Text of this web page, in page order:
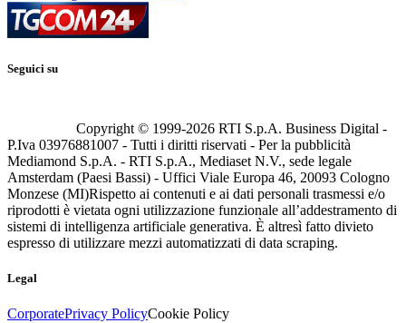
Seguici su
Copyright © 1999-2026 RTI S.p.A. Business Digital -
P.Iva 03976881007 - Tutti i diritti riservati - Per la pubblicità
Mediamond S.p.A. - RTI S.p.A., Mediaset N.V., sede legale
Amsterdam (Paesi Bassi) - Uffici Viale Europa 46, 20093 Cologno
Monzese (MI)Rispetto ai contenuti e ai dati personali trasmessi e/o
riprodotti è vietata ogni utilizzazione funzionale all’addestramento di
sistemi di intelligenza artificiale generativa. È altresì fatto divieto
espresso di utilizzare mezzi automatizzati di data scraping.
Legal
CorporatePrivacy PolicyCookie Policy